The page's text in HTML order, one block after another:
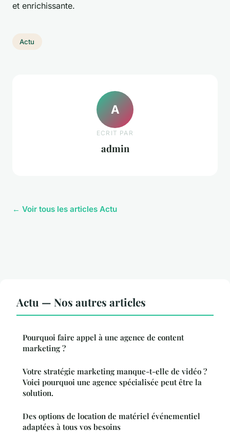
et enrichissante.
Actu
A
ECRIT PAR
admin
← Voir tous les articles Actu
Actu — Nos autres articles
Pourquoi faire appel à une agence de content
marketing ?
Votre stratégie marketing manque-t-elle de vidéo ?
Voici pourquoi une agence spécialisée peut être la
solution.
Des options de location de matériel événementiel
adaptées à tous vos besoins